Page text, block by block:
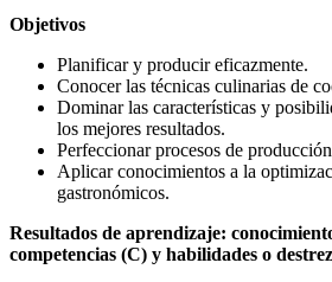
Objetivos
Planificar y producir eficazmente.
Conocer las técnicas culinarias de
Dominar las características y
los mejores resultados.
Perfeccionar procesos de
Aplicar conocimientos a la
gastronómicos.
Resultados de aprendizaje:
competencias (C) y habilidades o